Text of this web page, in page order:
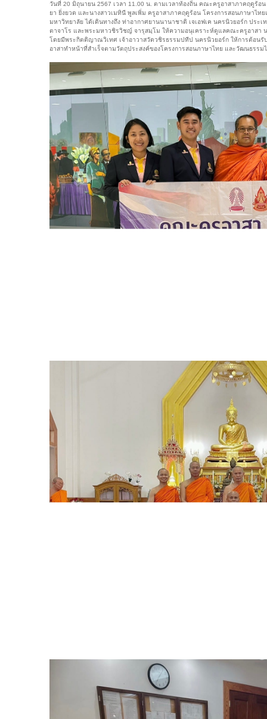
วันที่ 20 มิถุนายน 2567 เวลา 11.00 น. ตามเวลาท้องถิ่น คณะครูอาสาภาคฤดู
ยา ยิ่งยวด และนางสาวเมทินี พูลเพิ่ม ครูอาสาภาคฤดูร้อน โครงการสอนภาษาไ
มหาวิทยาลัย ได้เดินทางถึง ท่าอากาศยานนานาชาติ เจเอฟเค นครนิวยอร์ก ประ
ตาจาโร และพระมหาวชิรวิชญ์ จารุสมฺโม ให้ความอนุเคราะห์ดูแลคณะครูอาสา
โดยมีพระกิตติญาณวิเทศ เจ้าอาวาสวัดวชิรธรรมปทีป นครนิวยอร์ก ให้การต้อนรั
อาสาทำหน้าที่สำเร็จตามวัตถุประสงค์ของโครงการสอนภาษาไทย และวัฒนธรรม